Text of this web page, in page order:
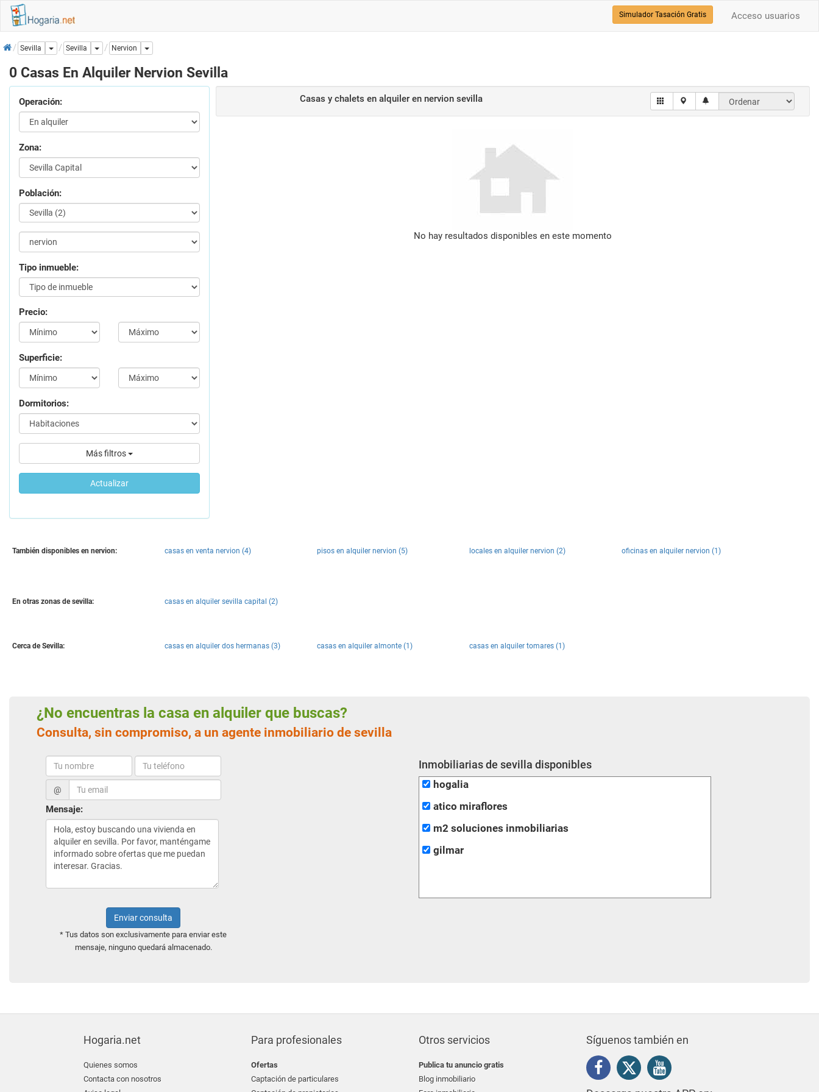
Acceso usuarios
Simulador Tasación Gratis
InicioSevilla Dropdown
Sevilla Dropdown
Nervion Dropdown
0 Casas En Alquiler Nervion Sevilla
Operación:
Zona:
Población:
Tipo inmueble:
Precio:
Superficie:
Dormitorios:
Más filtros
Actualizar
Casas y chalets en alquiler en nervion sevilla
No hay resultados disponibles en este momento
También disponibles en nervion: casas en venta nervion (4) pisos en alquiler nervion (5) locales en alquiler nervion (2) oficinas en alquiler nervion (1)
En otras zonas de sevilla: casas en alquiler sevilla capital (2)
Cerca de Sevilla: casas en alquiler dos hermanas (3) casas en alquiler almonte (1) casas en alquiler tomares (1)
¿No encuentras la casa en alquiler que buscas?
Consulta, sin compromiso, a un agente inmobiliario de sevilla
@
Mensaje:
Enviar consulta
* Tus datos son exclusivamente para enviar este
mensaje, ninguno quedará almacenado.
Inmobiliarias de sevilla disponibles
hogalia
atico miraflores
m2 soluciones inmobiliarias
gilmar
Hogaria.net
Quienes somos
Contacta con nosotros
Para profesionales
Ofertas
Captación de particulares
Otros servicios
Publica tu anuncio gratis
Blog inmobiliario
Síguenos también en